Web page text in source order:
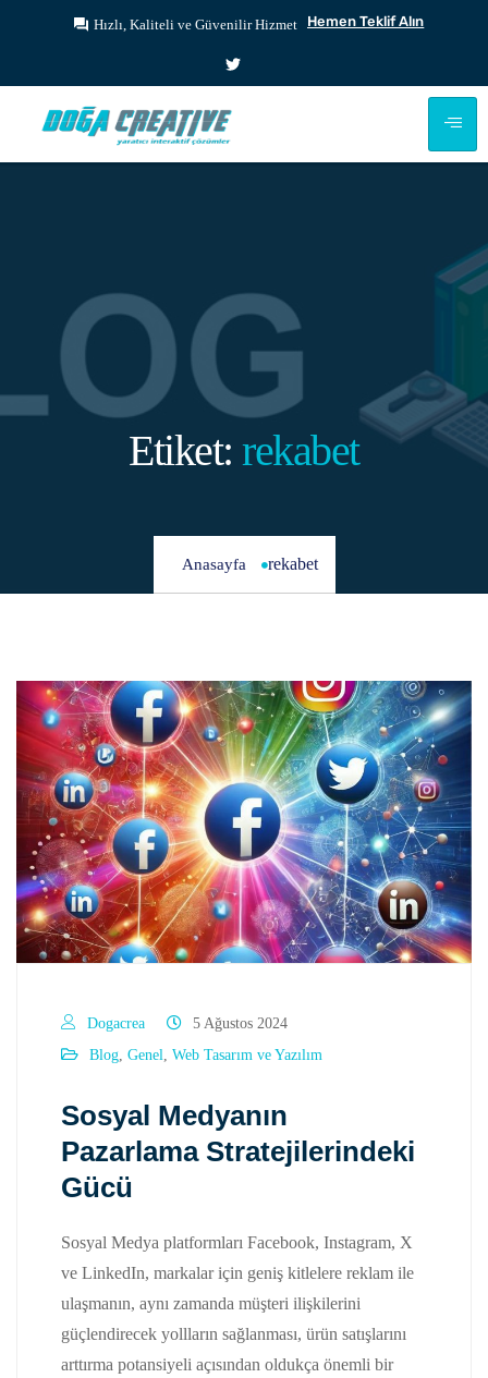
Hızlı, Kaliteli ve Güvenilir Hizmet Hemen Teklif Alın
Etiket:rekabet
Anasayfa rekabet
Dogacrea
5 Ağustos 2024
Blog, Genel, Web Tasarım ve Yazılım
Sosyal Medyanın
Pazarlama Stratejilerindeki
Gücü
Sosyal Medya platformları Facebook, Instagram, X
ve LinkedIn, markalar için geniş kitlelere reklam ile
ulaşmanın, aynı zamanda müşteri ilişkilerini
güçlendirecek yollların sağlanması, ürün satışlarını
arttırma potansiyeli açısından oldukça önemli bir